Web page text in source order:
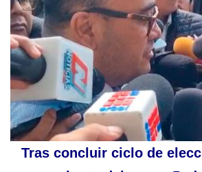
Tras concluir ciclo de